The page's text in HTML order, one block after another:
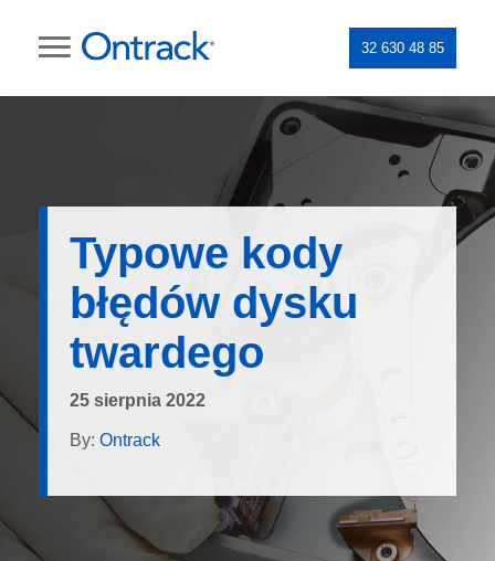
32 630 48 85
Typowe kody
błędów dysku
twardego
25 sierpnia 2022
By: Ontrack